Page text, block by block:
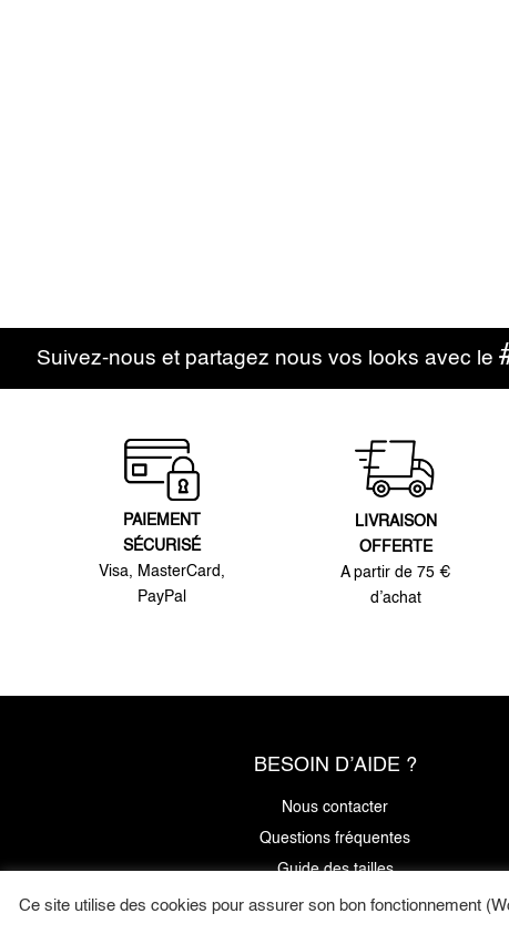
Suivez-nous et partagez nous vos looks avec le
PAIEMENT
SÉCURISÉ
Visa, MasterCard,
PayPal
LIVRAISON
OFFERTE
A partir de 75 €
d’achat
BESOIN D’AIDE ?
Nous contacter
Questions fréquentes
Guide des tailles
Ce site utilise des cookies pour assurer son bon fonctionnement